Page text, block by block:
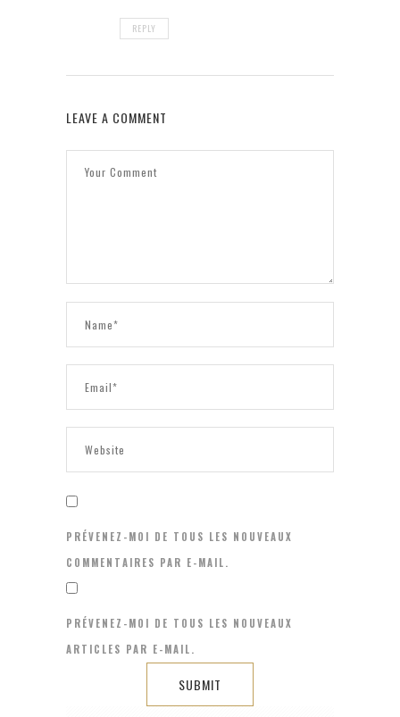
REPLY
LEAVE A COMMENT
PRÉVENEZ-MOI DE TOUS LES NOUVEAUX
COMMENTAIRES PAR E-MAIL.
PRÉVENEZ-MOI DE TOUS LES NOUVEAUX
ARTICLES PAR E-MAIL.